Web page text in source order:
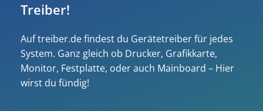
Treiber!
Auf treiber.de findest du Gerätetreiber für jedes
System. Ganz gleich ob Drucker, Grafikkarte,
Monitor, Festplatte, oder auch Mainboard – Hier
wirst du fündig!